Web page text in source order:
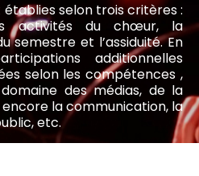
établies selon trois critères :
activités du chœur, la
semestre et l’assiduité. En
additionnelles
selon les compétences ,
des médias, de la
la communication, la
etc.